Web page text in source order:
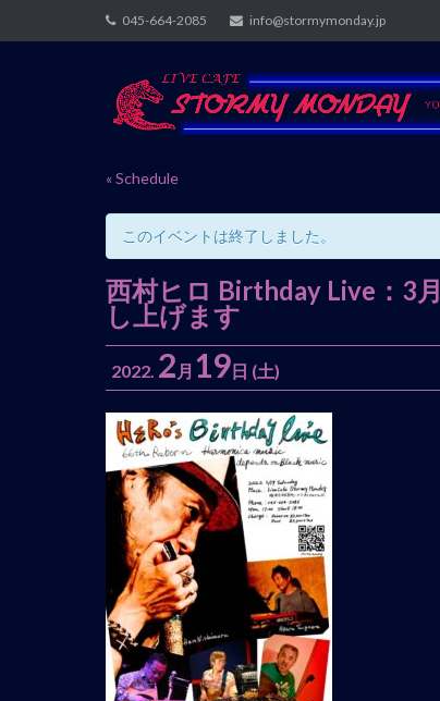
to
045-664-2085 info@stormymonday.jp
« Schedule
このイベントは終了しました。
西村ヒロ Birthday Live：3
し上げます
2022. 2 月 19日 (土)
イ
ベ
ン
ト
ナ
ビ
ゲ
ー
シ
ョ
ン